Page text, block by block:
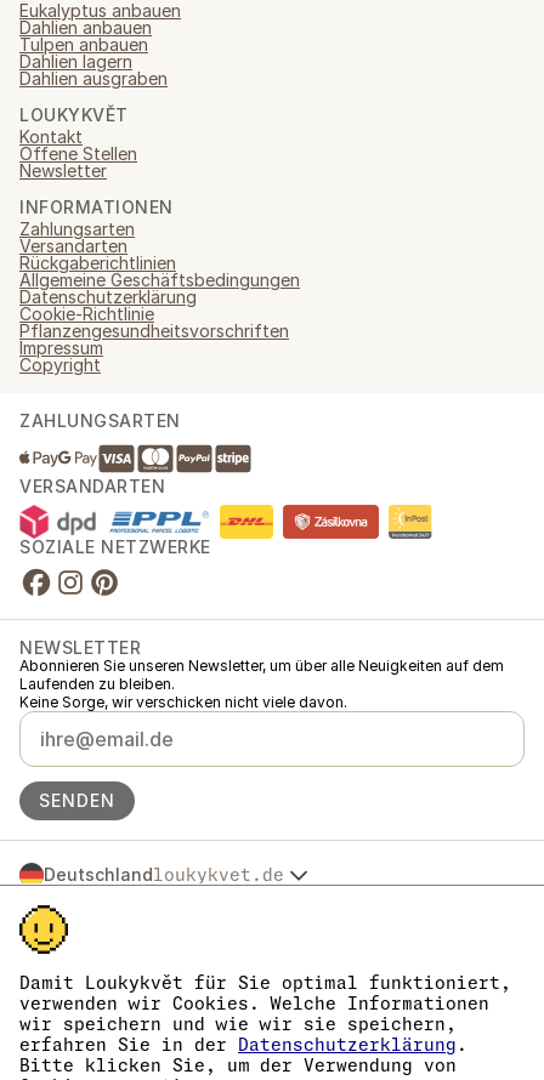
Damit Loukykvět für Sie optimal funktioniert,
verwenden wir Cookies. Welche Informationen
wir speichern und wie wir sie speichern,
erfahren Sie in der
Datenschutzerklärung .
Bitte klicken Sie, um der Verwendung von
Eukalyptus anbauen
Dahlien anbauen
Tulpen anbauen
Dahlien lagern
Dahlien ausgraben
LOUKYKVĚT
Kontakt
Offene Stellen
Newsletter
INFORMATIONEN
Zahlungsarten
Versandarten
Rückgaberichtlinien
Allgemeine Geschäftsbedingungen
Datenschutzerklärung
Cookie-Richtlinie
Pflanzengesundheitsvorschriften
Impressum
Copyright
ZAHLUNGSARTEN
VERSANDARTEN
SOZIALE NETZWERKE
NEWSLETTER
Abonnieren Sie unseren Newsletter, um über alle Neuigkeiten auf dem
Laufenden zu bleiben.
Keine Sorge, wir verschicken nicht viele davon.
SENDEN
Deutschlandloukykvet.de
Česko
Slovensko
Polska
Österreich
France
België
Danmark
Eesti
© 2016 →
Loukykvět s.r.o. ist im Handelsregister beim Stadtgericht in Prag,
Wir sind am verbundenen Erfüllungssystem von EKO-KOM unter der
Nummer EKF00180493 beteiligt.
Wir verwenden die Registrierungsnummer 0636 zur Ausstellung von
Pflanzenpässen.
Unsere Firmennummer lautet 05663687, die USt-IdNr. ist CZ05663687.
Die Datenbox hat die ID eng827q.